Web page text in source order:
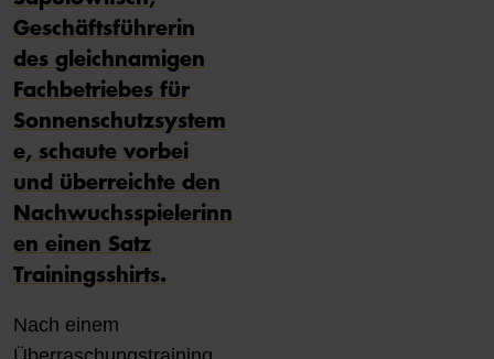
Geschäftsführerin
des gleichnamigen
Fachbetriebes für
Sonnenschutzsystem
e, schaute vorbei
und überreichte den
Nachwuchsspielerinn
en einen Satz
Trainingsshirts.
Nach einem